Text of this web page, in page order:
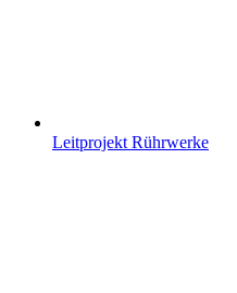
Leitprojekt Rührwerke